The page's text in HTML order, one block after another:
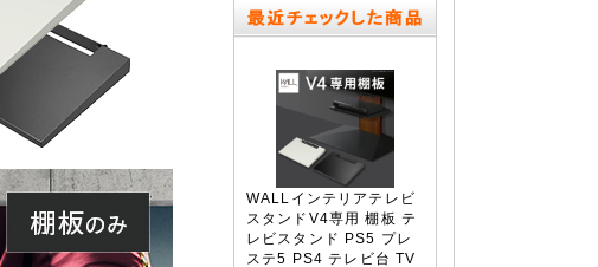
WALLインテリアテレビ
スタンドV4専用 棚板 テ
レビスタンド PS5 プレ
ステ5 PS4 テレビ台 TV